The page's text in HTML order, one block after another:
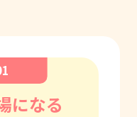
になる